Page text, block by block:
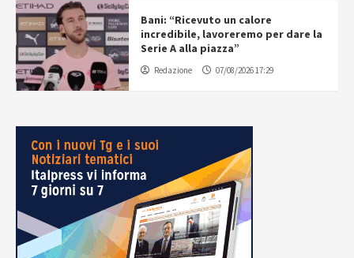
Bani: “Ricevuto un calore
incredibile, lavoreremo per dare la
Serie A alla piazza”
Redazione 07/08/2026 17:29